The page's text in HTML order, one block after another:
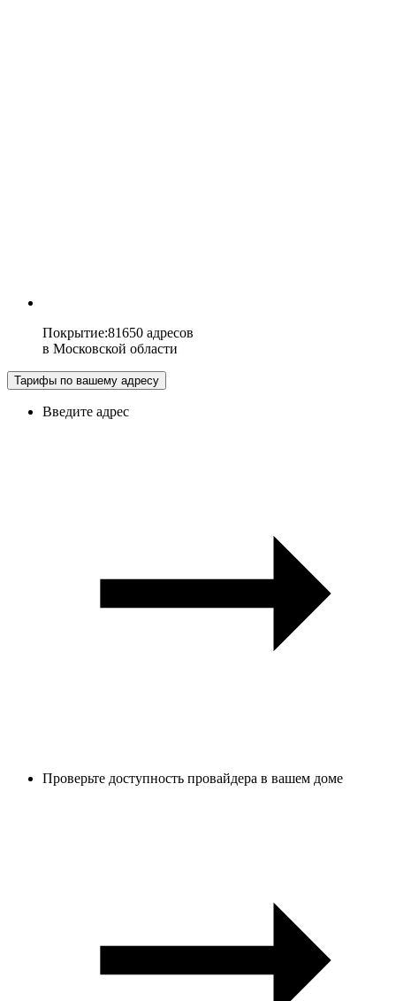
Покрытие:81650 адресов
в Московской области
Тарифы по вашему адресу
Введите адрес
Проверьте доступность провайдера в вашем доме